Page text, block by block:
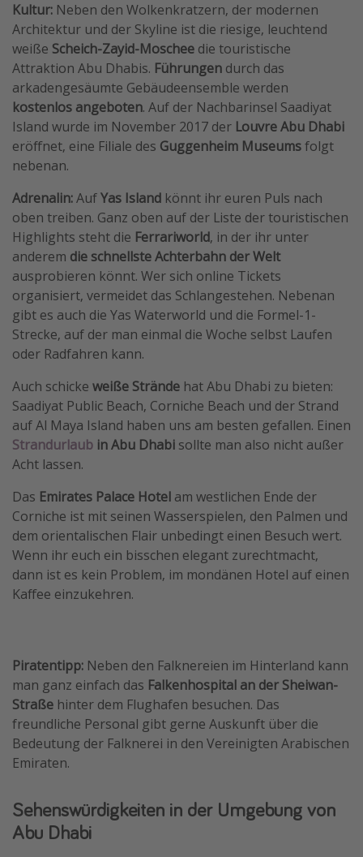
Kultur: Neben den Wolkenkratzern, der modernen
Architektur und der Skyline ist die riesige, leuchtend
weiße Scheich-Zayid-Moschee die touristische
Attraktion Abu Dhabis. Führungen durch das
arkadengesäumte Gebäudeensemble werden
kostenlos angeboten. Auf der Nachbarinsel Saadiyat
Island wurde im November 2017 der Louvre Abu Dhabi
eröffnet, eine Filiale des Guggenheim Museumsfolgt
nebenan.
Adrenalin:AufYas Island könnt ihr euren Puls nach
oben treiben. Ganz oben auf der Liste der touristischen
Highlights steht die Ferrariworld, in der ihr unter
anderem die schnellste Achterbahn der Welt
ausprobieren könnt. Wer sich online Tickets
organisiert, vermeidet das Schlangestehen. Nebenan
gibt es auch die Yas Waterworld und die Formel-1-
Strecke, auf der man einmal die Woche selbst Laufen
oder Radfahren kann.
Auch schicke weiße Strände hat Abu Dhabi zu bieten:
Saadiyat Public Beach, Corniche Beach und der Strand
auf Al Maya Island haben uns am besten gefallen. Einen
Strandurlaub in Abu Dhabi sollte man also nicht außer
Acht lassen.
Das Emirates Palace Hotel am westlichen Ende der
Corniche ist mit seinen Wasserspielen, den Palmen und
dem orientalischen Flair unbedingt einen Besuch wert.
Wenn ihr euch ein bisschen elegant zurechtmacht,
dann ist es kein Problem, im mondänen Hotel auf einen
Kaffee einzukehren.
Piratentipp: Neben den Falknereien im Hinterland kann
man ganz einfach das Falkenhospital an der Sheiwan-
Straße hinter dem Flughafen besuchen. Das
freundliche Personal gibt gerne Auskunft über die
Bedeutung der Falknerei in den Vereinigten Arabischen
Emiraten.
Sehenswürdigkeiten in der Umgebung von
Abu Dhabi